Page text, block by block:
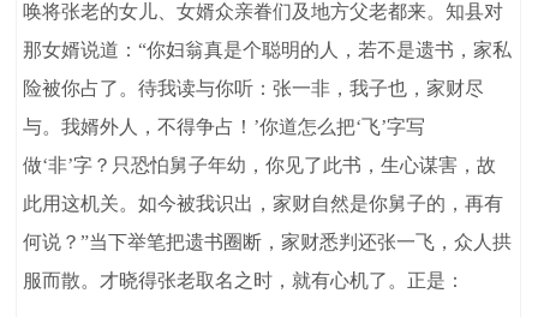
唤将张老的女儿、女婿众亲眷们及地方父老都来。知县对
那女婿说道：“你妇翁真是个聪明的人，若不是遗书，家私
险被你占了。待我读与你听：张一非，我子也，家财尽
与。我婿外人，不得争占！’你道怎么把‘飞’字写
做‘非’字？只恐怕舅子年幼，你见了此书，生心谋害，故
此用这机关。如今被我识出，家财自然是你舅子的，再有
何说？”当下举笔把遗书圈断，家财悉判还张一飞，众人拱
服而散。才晓得张老取名之时，就有心机了。正是：